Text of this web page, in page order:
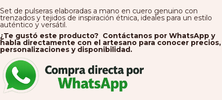
Set de pulseras elaboradas a mano en cuero genuino con
trenzados y tejidos de inspiración étnica, ideales para un estilo
auténtico y versátil.
¿Te gustó este producto? Contáctanos por WhatsApp y
habla directamente con el artesano para conocer precios,
personalizaciones y disponibilidad.